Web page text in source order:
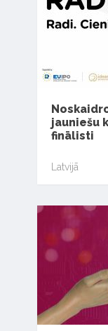
jauniešu
finālisti
Latvijā